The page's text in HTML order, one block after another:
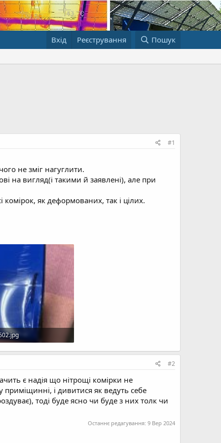
Вхід Реєстрування Пошук
#1
не зміг нагуглити.
на вигляд(і такими й заявлені), але при
комірок, як деформованих, так і цілих.
· Перегляди: 81
#2
є надія що нітрощі комірки не
і дивитися як ведуть себе
тоді буде ясно чи буде з них толк чи
Останнє редагування: 9 Вер 2024